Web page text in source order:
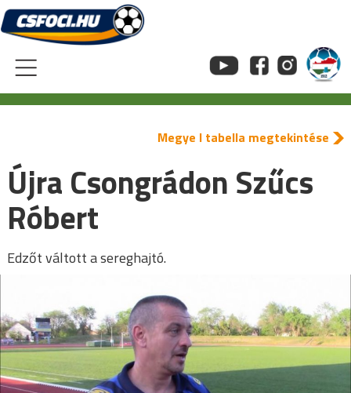
Skip
to
content
Megye I tabella megtekintése
Újra Csongrádon Szűcs
Róbert
Edzőt váltott a sereghajtó.